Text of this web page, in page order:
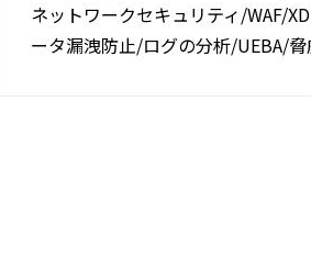
ネットワークセキュリティ/WAF/
ータ漏洩防止/ログの分析/UEBA/